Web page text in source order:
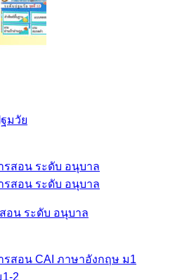
มวัย
อน ระดับ อนุบาล